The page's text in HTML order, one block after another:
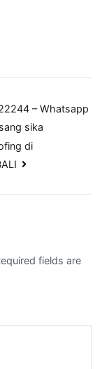
– Whatsapp
sika
di
fields are